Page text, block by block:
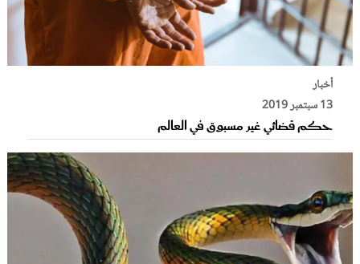
أخبار
13 سبتمبر 2019
حكم قضائي غير مسبوق في العالم